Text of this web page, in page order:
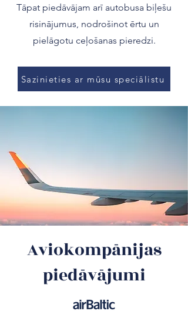
Tāpat piedāvājam arī autobusa biļešu
risinājumus, nodrošinot ērtu un
pielāgotu ceļošanas pieredzi.
Sazinieties ar mūsu speciālistu
Aviokompānijas
piedāvājumi